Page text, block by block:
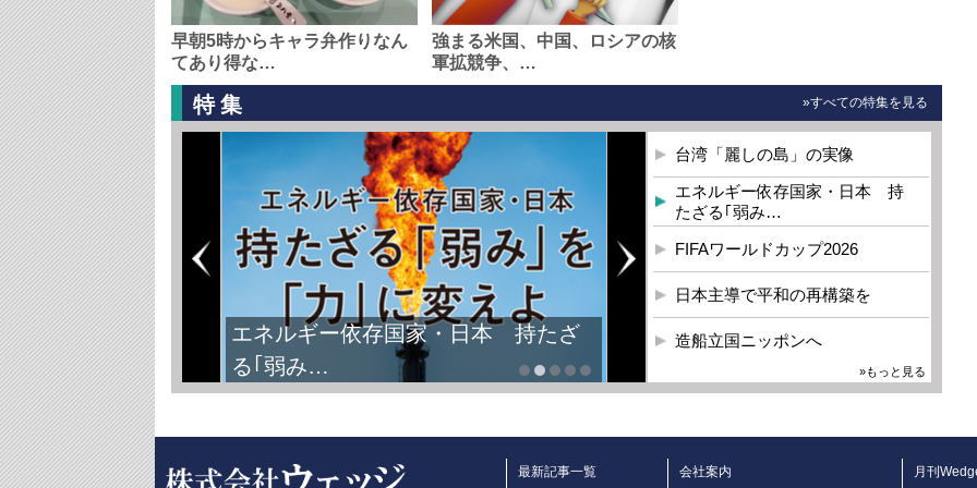
早朝5時からキャラ弁作りなん
てあり得な…
強まる米国、中国、ロシアの核
軍拡競争、…
特集 »すべての特集を見る
エネルギー依存国家・日本 持たざ
る｢弱み…
台湾「麗しの島」の実像
エネルギー依存国家・日本 持
たざる｢弱み…
FIFAワールドカップ2026
日本主導で平和の再構築を
造船立国ニッポンへ
»もっと見る
最新記事一覧 会社案内 月刊